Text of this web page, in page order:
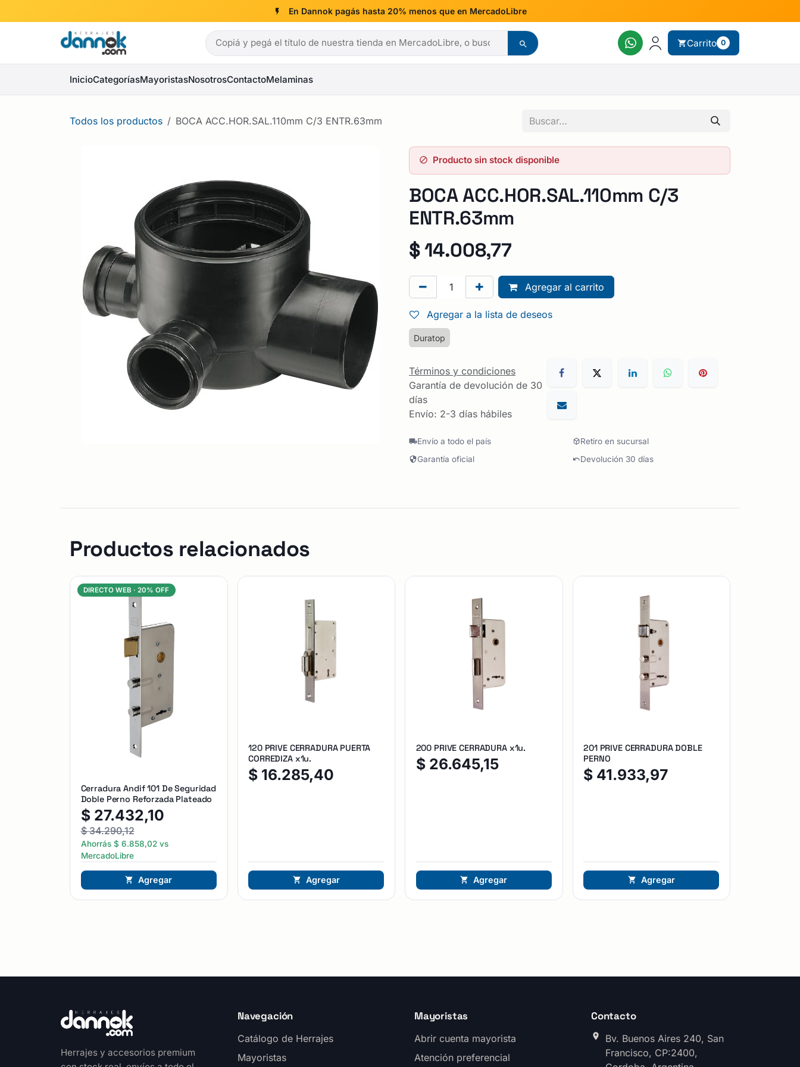
En Dannok pagás hasta 20% menos que en MercadoLibre
Carrito 0
InicioCategoríasMayoristasNosotrosContactoMelaminas
Todos los productos BOCA ACC.HOR.SAL.110mm C/3 ENTR.63mm
Producto sin stock disponible
BOCA ACC.HOR.SAL.110mm C/3
ENTR.63mm
$14.008,77
Agregar al carrito
Agregar a la lista de deseos
Duratop
Términos y condiciones
Garantía de devolución de 30
días
Envío: 2-3 días hábiles
Envío a todo el país
Retiro en sucursal
Garantía oficial
Devolución 30 días
Productos relacionados
DIRECTO WEB ·20% OFF
Cerradura Andif 101 De Seguridad
Doble Perno Reforzada Plateado
$ 27.432,10
$34.290,12
Ahorrás $ 6.858,02vs
MercadoLibre
Agregar
120 PRIVE CERRADURA PUERTA
CORREDIZA x1u.
$ 16.285,40
Agregar
200 PRIVE CERRADURA x1u.
$ 26.645,15
Agregar
201 PRIVE CERRADURA DOBLE
PERNO
$ 41.933,97
Agregar
Herrajes y accesorios premium
Navegación
Catálogo de Herrajes
Mayoristas
Mayoristas
Abrir cuenta mayorista
Atención preferencial
Contacto
Bv. Buenos Aires 240, San
Francisco, CP:2400,